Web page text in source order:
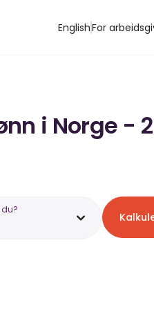
EnglishFor
i Norge -
du?